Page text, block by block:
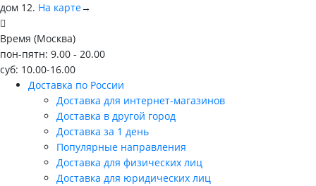
дом 12. На карте→
Время (Москва)
пон-пятн: 9.00 - 20.00
суб: 10.00-16.00
Доставка по России
Доставка для интернет-магазинов
Доставка в другой город
Доставка за 1 день
Популярные направления
Доставка для физических лиц
Доставка для юридических лиц